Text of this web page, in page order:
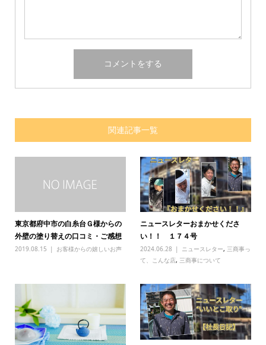
関連記事一覧
東京都府中市の白糸台Ｇ様からの
外壁の塗り替えの口コミ・ご感想
2019.08.15 お客様からの嬉しいお声
ニュースレターおまかせくださ
い！！ １７４号
2024.06.28 ニュースレター, 三商事っ
て、こんな店, 三商事について